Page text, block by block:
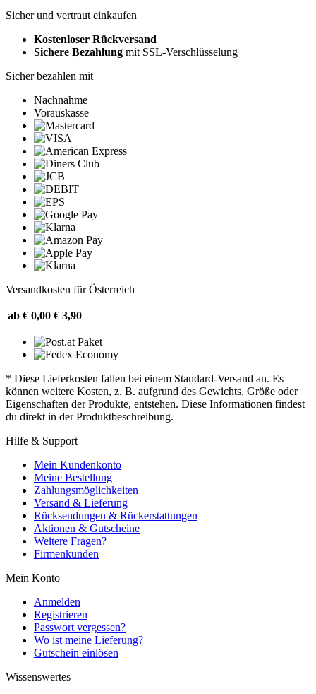
Sicher und vertraut einkaufen
Kostenloser Rückversand
Sichere Bezahlung mit SSL-Verschlüsselung
Sicher bezahlen mit
Nachnahme
Vorauskasse
Versandkosten für Österreich
ab € 0,00 € 3,90
* Diese Lieferkosten fallen bei einem Standard-Versand an. Es
können weitere Kosten, z. B. aufgrund des Gewichts, Größe oder
Eigenschaften der Produkte, entstehen. Diese Informationen findest
du direkt in der Produktbeschreibung.
Hilfe & Support
Mein Kundenkonto
Meine Bestellung
Zahlungsmöglichkeiten
Versand & Lieferung
Rücksendungen & Rückerstattungen
Aktionen & Gutscheine
Weitere Fragen?
Firmenkunden
Mein Konto
Anmelden
Registrieren
Passwort vergessen?
Wo ist meine Lieferung?
Gutschein einlösen
Wissenswertes